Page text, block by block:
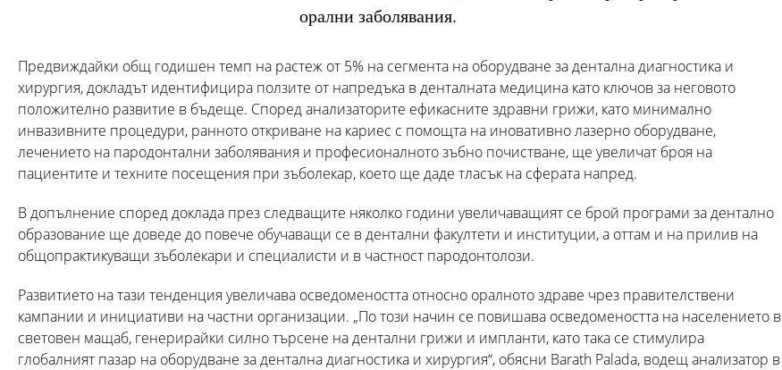
орални заболявания.
Предвиждайки общ годишен темп на растеж от 5% на сегмента на оборудване за дентална диагностика и
хирургия, докладът идентифицира ползите от напредъка в денталната медицина като ключов за неговото
положително развитие в бъдеще. Според анализаторите ефикасните здравни грижи, като минимално
инвазивните процедури, ранното откриване на кариес с помощта на иновативно лазерно оборудване,
лечението на пародонтални заболявания и професионалното зъбно почистване, ще увеличат броя на
пациентите и техните посещения при зъболекар, което ще даде тласък на сферата напред.
В допълнение според доклада през следващите няколко години увеличаващият се брой програми за дентално
образование ще доведе до повече обучаващи се в дентални факултети и институции, а оттам и на прилив на
общопрактикуващи зъболекари и специалисти и в частност пародонтолози.
Развитието на тази тенденция увеличава осведомеността относно оралното здраве чрез правителствени
кампании и инициативи на частни организации. „По този начин се повишава осведомеността на населението в
световен мащаб, генерирайки силно търсене на дентални грижи и импланти, като така се стимулира
глобалният пазар на оборудване за дентална диагностика и хирургия“, обясни Barath Palada, водещ анализатор в